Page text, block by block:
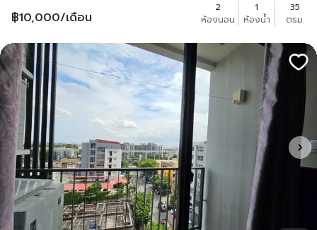
฿10,000/เดือน
2
ห้องนอน
1
ห้องน้ำ
35
ตรม.